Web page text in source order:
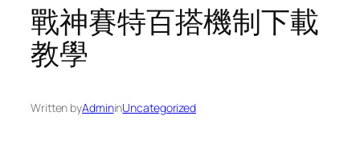
戰神賽特百搭機制下載
教學
Written byAdmininUncategorized